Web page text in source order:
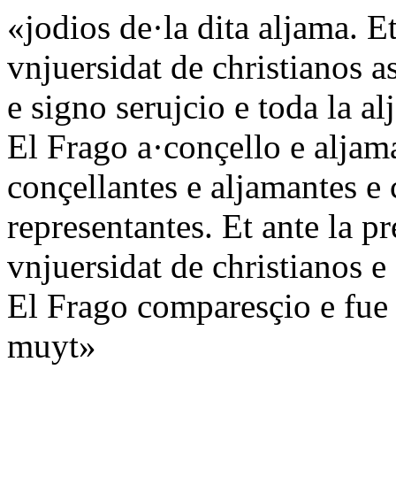
«jodios de·la dita aljama.
vnjuersidat de christianos
e signo serujcio e toda la
El Frago a·conçello e
conçellantes e aljamantes
representantes. Et ante la
vnjuersidat de christianos
El Frago comparesçio e
muyt»